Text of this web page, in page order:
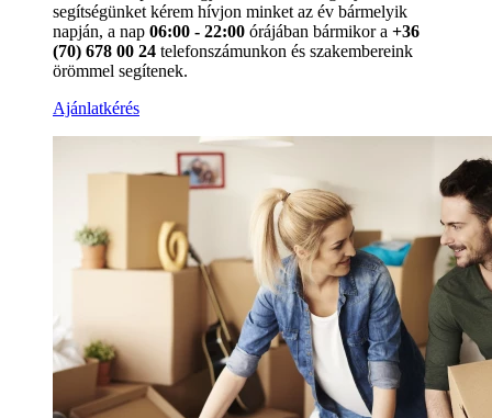
segítségünket kérem hívjon minket az év bármelyik
napján, a nap 06:00 - 22:00 órájában bármikor a +36
(70) 678 00 24 telefonszámunkon és szakembereink
örömmel segítenek.
Ajánlatkérés